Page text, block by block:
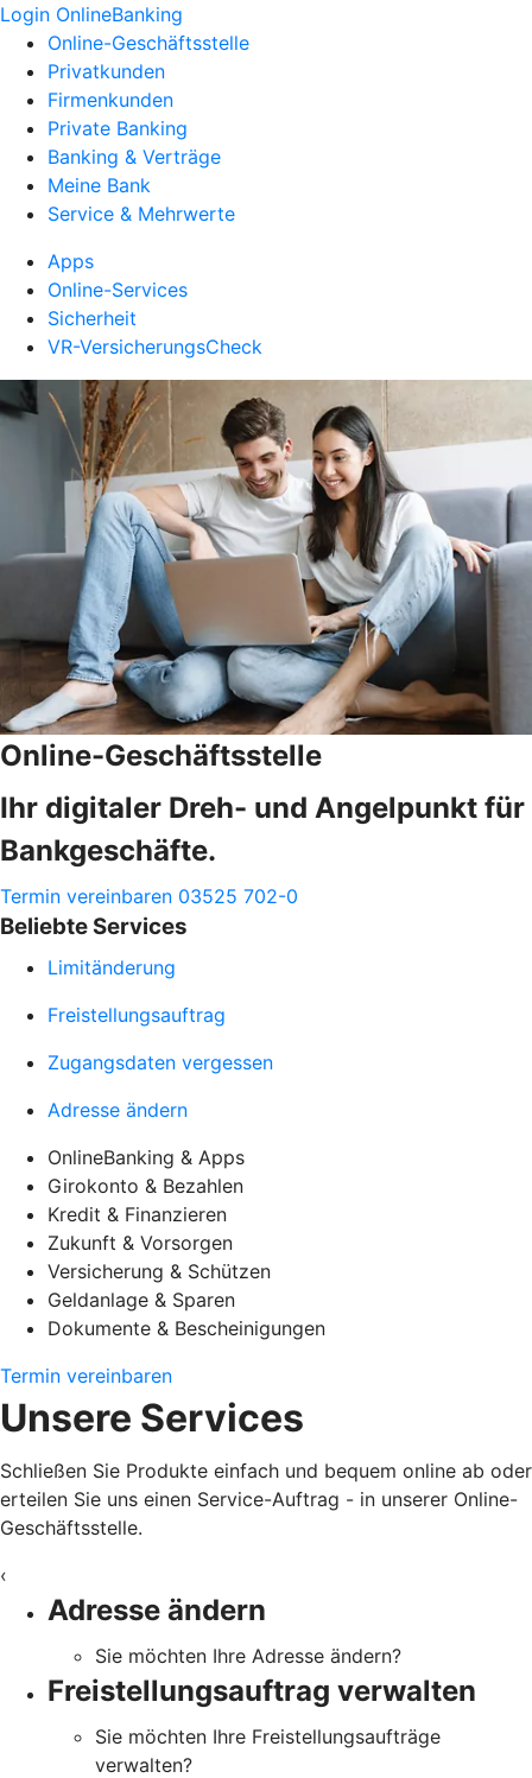
Login OnlineBanking
Online-Geschäftsstelle
Privatkunden
Firmenkunden
Private Banking
Banking & Verträge
Meine Bank
Service & Mehrwerte
Apps
Online-Services
Sicherheit
VR-VersicherungsCheck
Online-Geschäftsstelle
Ihr digitaler Dreh- und Angelpunkt für
Bankgeschäfte.
Termin vereinbaren 03525 702-0
Beliebte Services
Limitänderung
Freistellungsauftrag
Zugangsdaten vergessen
Adresse ändern
OnlineBanking & Apps
Girokonto & Bezahlen
Kredit & Finanzieren
Zukunft & Vorsorgen
Versicherung & Schützen
Geldanlage & Sparen
Dokumente & Bescheinigungen
Termin vereinbaren
Unsere Services
Schließen Sie Produkte einfach und bequem online ab oder
erteilen Sie uns einen Service-Auftrag - in unserer Online-
Geschäftsstelle.
‹
Adresse ändern
Sie möchten Ihre Adresse ändern?
Freistellungsauftrag verwalten
Sie möchten Ihre Freistellungsaufträge
verwalten?